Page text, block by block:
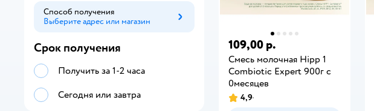
109,00 р.
Смесь молочная Hipp 1
Combiotic Expert 900г с
0месяцев
4,9
Способ получения
Выберите адрес или магазин
Способ получения
Срок получения
Получить за 1-2 часа
Сегодня или завтра